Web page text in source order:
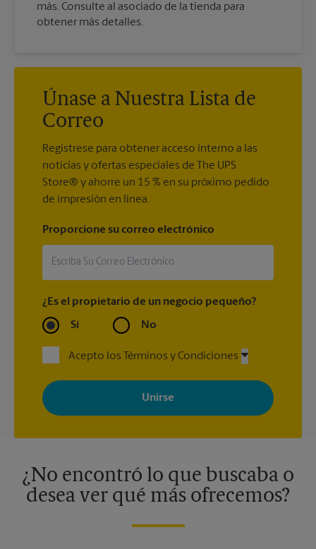
más. Consulte al asociado de la tienda para
obtener más detalles.
Únase a Nuestra Lista de
Correo
Regístrese para obtener acceso interno a las
noticias y ofertas especiales de The UPS
Store® y ahorre un 15 % en su próximo pedido
de impresión en línea.
Proporcione su correo electrónico
¿Es el propietario de un negocio pequeño?
Sí No
Acepto los Términos y Condiciones
Al registrarse, acepta recibir correos electrónicos de The UPS
Store con noticias, ofertas especiales, promociones y mensajes
adaptados a sus intereses. Puede darse de baja en cualquier
momento. Para más información, consulte nuestra política de
¿No encontró lo que buscaba o
desea ver qué más ofrecemos?